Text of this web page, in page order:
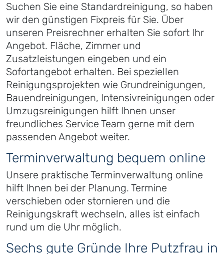
Suchen Sie eine Standardreinigung, so haben
wir den günstigen Fixpreis für Sie. Über
unseren Preisrechner erhalten Sie sofort Ihr
Angebot. Fläche, Zimmer und
Zusatzleistungen eingeben und ein
Sofortangebot erhalten. Bei speziellen
Reinigungsprojekten wie Grundreinigungen,
Bauendreinigungen, Intensivreinigungen oder
Umzugsreinigungen hilft Ihnen unser
freundliches Service Team gerne mit dem
passenden Angebot weiter.
Terminverwaltung bequem online
Unsere praktische Terminverwaltung online
hilft Ihnen bei der Planung. Termine
verschieben oder stornieren und die
Reinigungskraft wechseln, alles ist einfach
rund um die Uhr möglich.
Sechs gute Gründe Ihre Putzfrau in